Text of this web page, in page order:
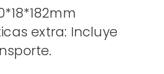
extra: Incluye